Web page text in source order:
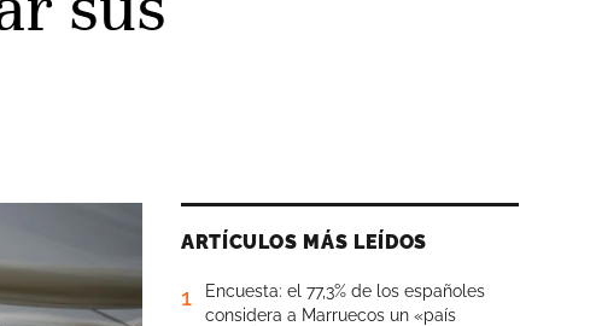
ARTÍCULOS MÁS LEÍDOS
1
Encuesta: el 77,3% de los españoles
considera a Marruecos un «país